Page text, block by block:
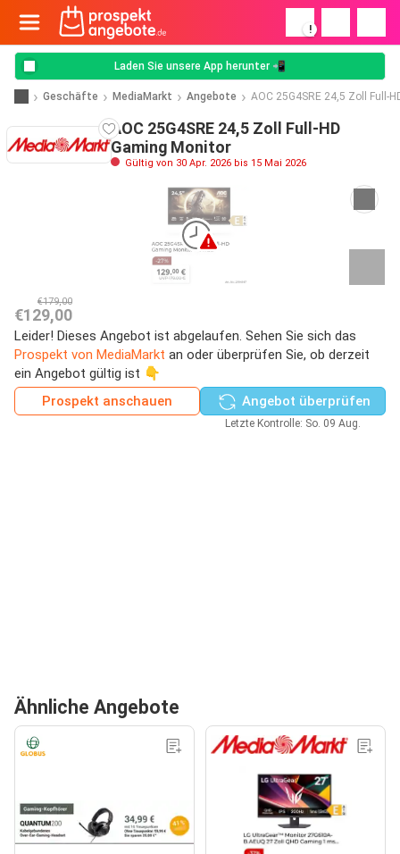
!
Laden Sie unsere App herunter 📲
Geschäfte MediaMarkt Angebote AOC 25G4SRE 24,5 Zoll Full-
AOC 25G4SRE 24,5 Zoll Full-HD
Gaming Monitor
Gültig von 30 Apr. 2026 bis 15 Mai 2026
€179,00
€129,00
Leider! Dieses Angebot ist abgelaufen. Sehen Sie sich das
Prospekt von MediaMarkt an oder überprüfen Sie, ob derzeit
ein Angebot gültig ist 👇
Prospekt anschauen
Angebot überprüfen
Letzte Kontrolle: So. 09 Aug.
Ähnliche Angebote